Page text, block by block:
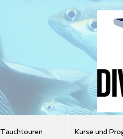
Tauchtouren Kurse und